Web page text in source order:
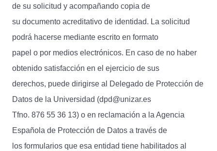
de su solicitud y acompañando copia de
su documento acreditativo de identidad. La solicitud
podrá hacerse mediante escrito en formato
papel o por medios electrónicos. En caso de no haber
obtenido satisfacción en el ejercicio de sus
derechos, puede dirigirse al Delegado de Protección de
Datos de la Universidad (dpd@unizar.es
Tfno. 876 55 36 13) o en reclamación a la Agencia
Española de Protección de Datos a través de
los formularios que esa entidad tiene habilitados al